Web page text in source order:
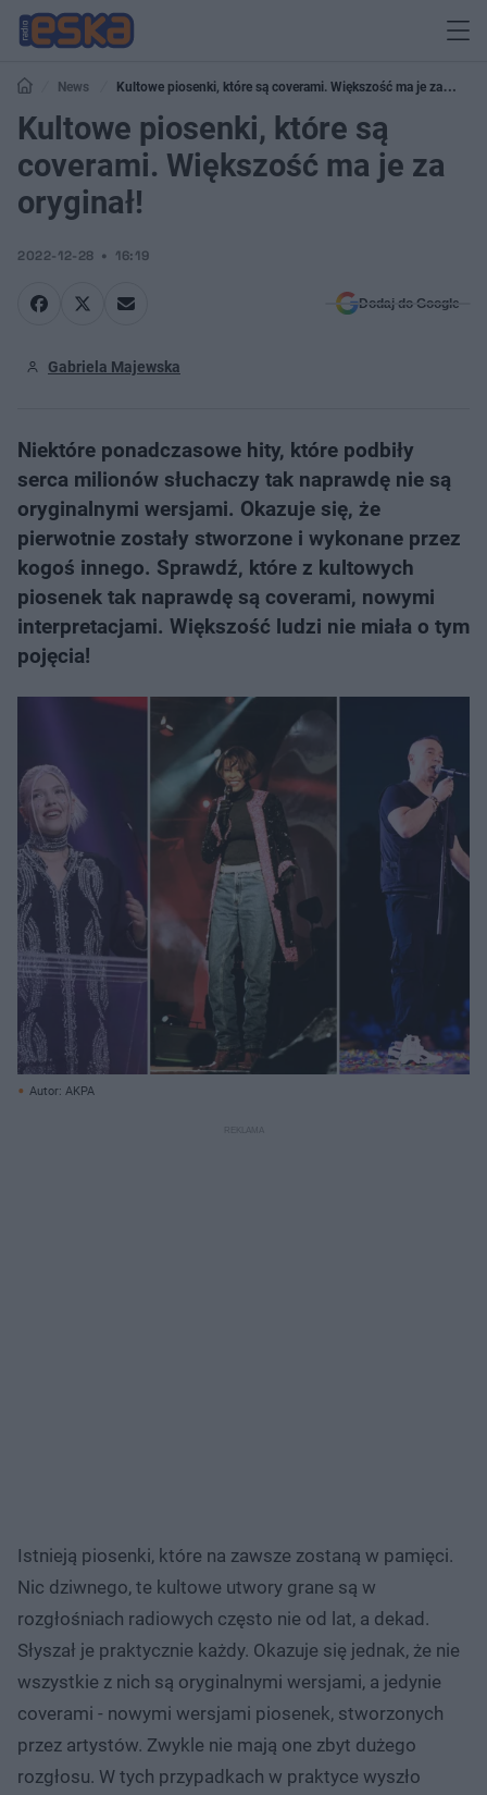
News
Kultowe piosenki, które są coverami. Większość ma je za
oryginał!
Kultowe piosenki, które są
coverami. Większość ma je za
oryginał!
2022-12-28 16:19
Dodaj do Google
Gabriela Majewska
Niektóre ponadczasowe hity, które podbiły
serca milionów słuchaczy tak naprawdę nie są
oryginalnymi wersjami. Okazuje się, że
pierwotnie zostały stworzone i wykonane przez
kogoś innego. Sprawdź, które z kultowych
piosenek tak naprawdę są coverami, nowymi
interpretacjami. Większość ludzi nie miała o tym
pojęcia!
Autor: AKPA
Istnieją piosenki, które na zawsze zostaną w pamięci.
Nic dziwnego, te kultowe utwory grane są w
rozgłośniach radiowych często nie od lat, a dekad.
Słyszał je praktycznie każdy. Okazuje się jednak, że nie
wszystkie z nich są oryginalnymi wersjami, a jedynie
coverami - nowymi wersjami piosenek, stworzonych
przez artystów. Zwykle nie mają one zbyt dużego
rozgłosu. W tych przypadkach w praktyce wyszło